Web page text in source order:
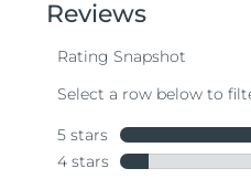
stars,
average
value.
Same
page
link.